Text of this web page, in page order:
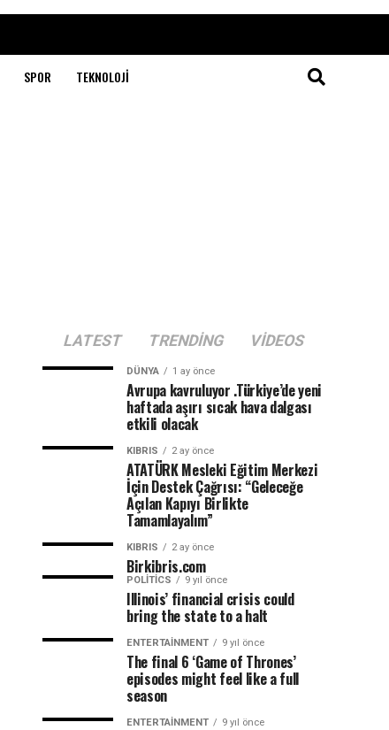
SPOR TEKNOLOJI
LATEST TRENDING VIDEOS
DÜNYA 1 ay önce
Avrupa kavruluyor .Türkiye’de yeni
haftada aşırı sıcak hava dalgası
etkili olacak
KIBRIS 2 ay önce
ATATÜRK Mesleki Eğitim Merkezi
İçin Destek Çağrısı: “Geleceğe
Açılan Kapıyı Birlikte
Tamamlayalım”
KIBRIS 2 ay önce
Birkibris.com
POLITICS 9 yıl önce
Illinois’ financial crisis could
bring the state to a halt
ENTERTAINMENT 9 yıl önce
The final 6 ‘Game of Thrones’
episodes might feel like a full
season
ENTERTAINMENT 9 yıl önce